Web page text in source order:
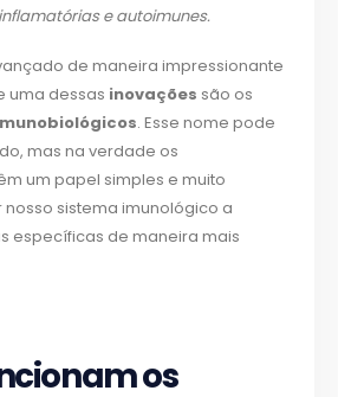
e autoimunes.
de maneira impressionante
uma dessas inovações são os
. Esse nome pode
mas na verdade os
um papel simples e muito
sistema imunológico a
específicas de maneira mais
os